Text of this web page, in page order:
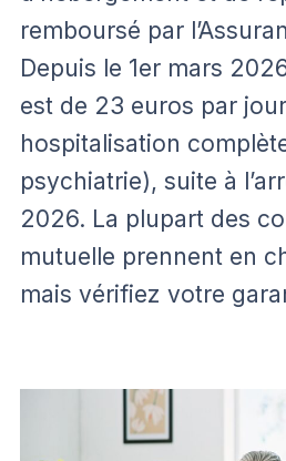
remboursé par
Depuis le 1er mars
est de 23 euros par
hospitalisation
psychiatrie), suite à
2026. La plupart des
mutuelle prennent en
mais vérifiez votre